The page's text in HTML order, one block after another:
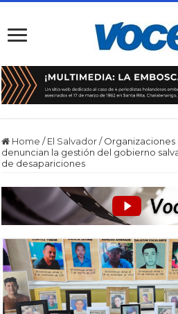
Home / El Salvador /
denuncian la gestión del gobierno
de desapariciones